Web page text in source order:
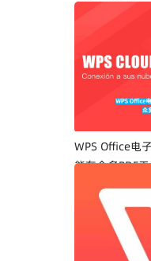
WPS Office电
能在众多PDF